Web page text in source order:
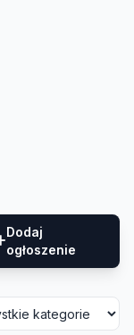
Dodaj
ogłoszenie